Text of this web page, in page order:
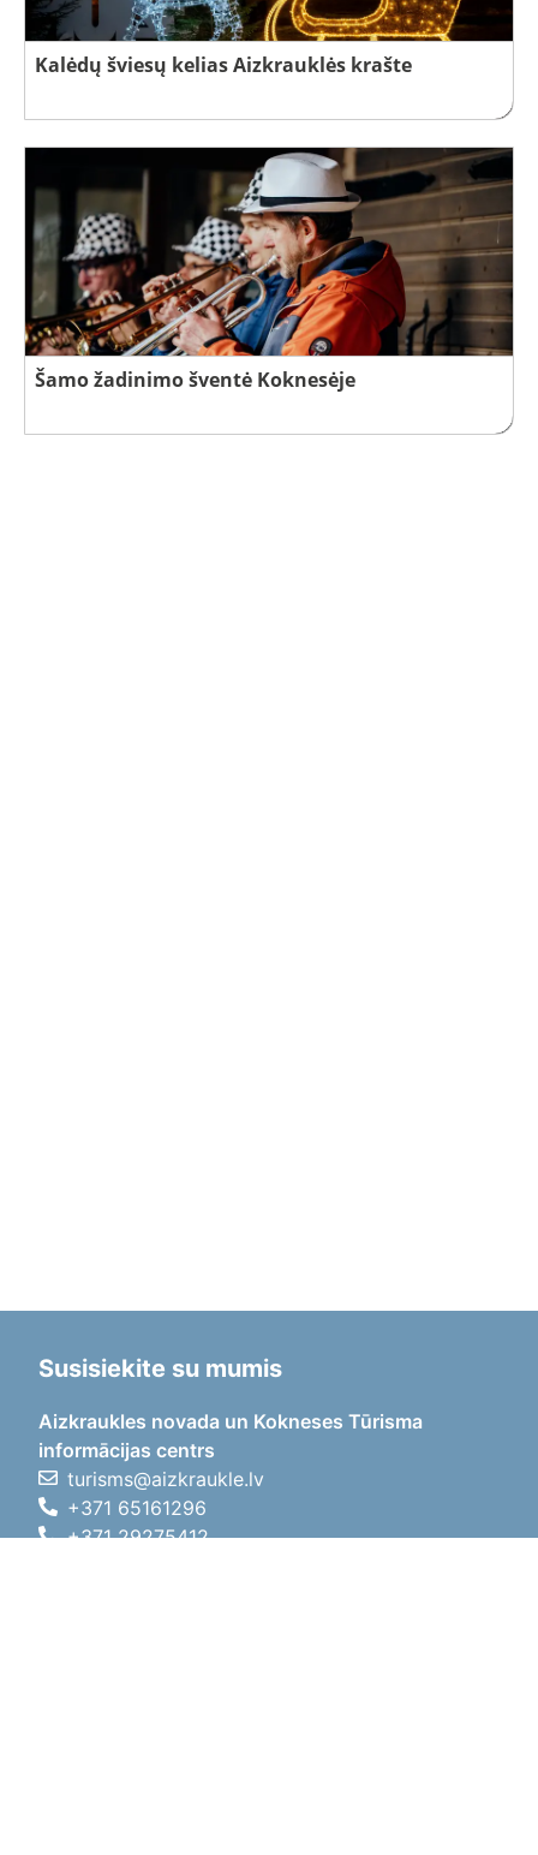
Kalėdų šviesų kelias Aizkrauklės krašte
Šamo žadinimo šventė Koknesėje
Susisiekite su mumis
Aizkraukles novada un Kokneses Tūrisma
informācijas centrs
turisms@aizkraukle.lv
+371 65161296
+371 29275412